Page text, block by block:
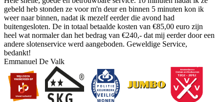
gebeld heb stonden ze voor m'n deur en binnen 5 minuten kon ik
weer naar binnen, nadat ik mezelf eerder die avond had
buitengesloten. De in totaal betaalde kosten van €85,00 euro zijn
heel wat normaler dan het bedrag van €240,- dat mij eerder door een
andere slotenservice werd aangeboden. Geweldige Service,
bedankt!
Emmanuel De Valk